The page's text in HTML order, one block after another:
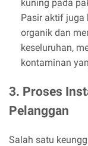
kuning pada
Pasir aktif juga
organik dan
keseluruhan,
kontaminan
3. Proses
Pelanggan
Salah satu